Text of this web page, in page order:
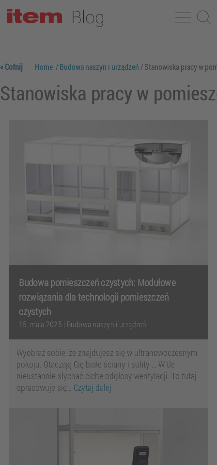
« Cofnij Home / Budowa naszyn i urządzeń / Stanowiska pracy w
Stanowiska pracy w
Budowa pomieszczeń czystych: Modułowe
rozwiązania dla technologii pomieszczeń
czystych
15. maja 2025 | Budowa naszyn i urządzeń
Wyobraź sobie, że znajdujesz się w ultranowoczesnym
pokoju. Otaczają Cię białe ściany i sufity … W tle
nieustannie słychać ciche odgłosy wentylacji. To tutaj
opracowuje się… Czytaj dalej